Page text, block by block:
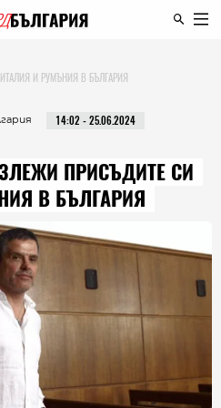
И РУМЪНИЯ В БЪЛГАРИЯ
14:02 - 25.06.2024
ПРИСЪДИТЕ СИ
В БЪЛГАРИЯ